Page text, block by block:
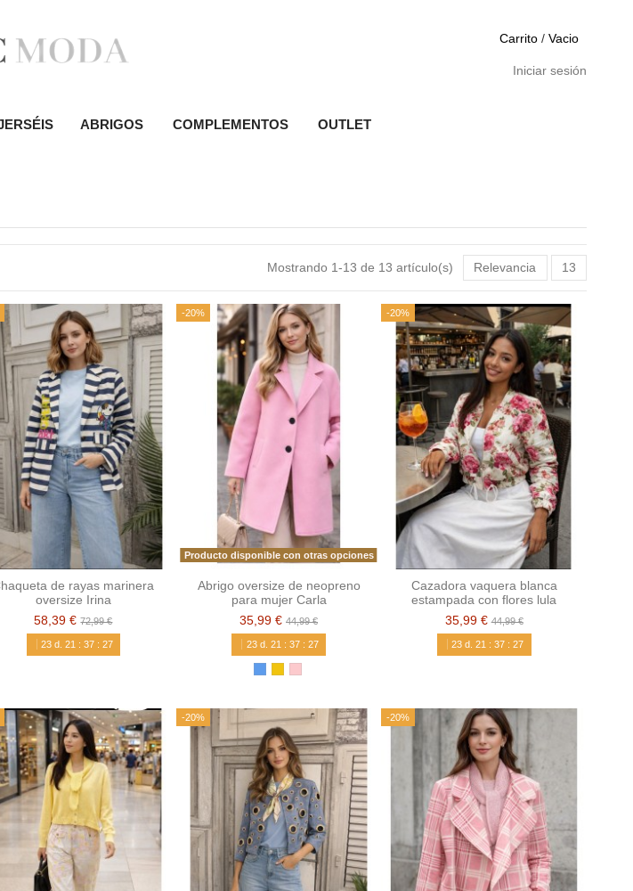
Carrito / Vacio
Iniciar sesión
ABRIGOS COMPLEMENTOS OUTLET
Mostrando 1-13 de 13 artículo(s) Relevancia 13
de rayas marinera
oversize Irina
58,39 €72,99 €
23d. 21 : 37: 26
-20%
Producto disponible con otras opciones
Abrigo oversize de neopreno
para mujer Carla
35,99 €44,99 €
23d. 21 : 37: 26
-20%
Cazadora vaquera blanca
estampada con flores lula
35,99 €44,99 €
23 d. 21 :37 :26
-20% -20%